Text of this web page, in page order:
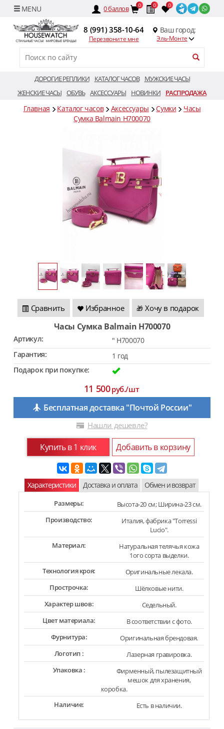
0баллов 0 0 0
8 (991) 358-10-64
Перезвоните мне
Ваш город:
Эль-Монте
ДОРОГИЕ РЕПЛИКИ КАТАЛОГ ЧАСОВ
МУЖСКИЕ ЧАСЫ
ЖЕНСКИЕ ЧАСЫ ОБУВЬ АКСЕССУАРЫ НОВИНКИ РАСПРОДАЖА
Главная Каталог часов Аксессуары Сумки
Часы
Сумка Balmain H700070
Сравнить Избранное 🎁 Хочу в подарок
Часы Сумка Balmain H700070
"
Артикул:
H700070
Гарантия:
1 год
Подарок при покупке:
11 500руб./шт
Бесплатная доставка "Почтой России"
Нашли дешевле?
Купить в 1 клик Добавить в корзину
Характеристики Доставка и оплата Обмен и возврат
Размеры:
Высота-20 см; Ширина-23 см.
Производство:
Италия, фабрика "Torressi
Lucio".
Материал:
Натуральная телячья кожа
1ого сорта выделки.
Технология кроя:
Оригинальные лекала.
Прострочка:
Шёлковые нити.
Характер швов:
Седельный.
Цвет материала:
В соответствии с фото.
Фурнитура:
Оригинальная брендовая.
Логотип :
Лазерная гравировка.
Упаковка :
Фирменный, пылезащитный
мешок для хранения,
коробка.
Наличие:
Есть в наличии.